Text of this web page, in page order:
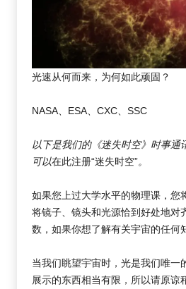
光速从何而来，为何如此顽固？
NASA、ESA、CXC、SSC
以下是我们的《迷失时空》时事通
可以在此注册“迷失时空”。
如果您上过大学水平的物理课，您
将镜子、镜头和光源恰到好处地对
数，如果你想了解有关宇宙的任何
当我们眺望宇宙时，光是我们唯
展示的东西相当有限，所以请原